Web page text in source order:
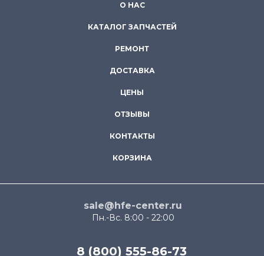
О НАС
КАТАЛОГ ЗАПЧАСТЕЙ
РЕМОНТ
ДОСТАВКА
ЦЕНЫ
ОТЗЫВЫ
КОНТАКТЫ
КОРЗИНА
sale@hfe-center.ru
Пн.-Вс. 8:00 - 22:00
8 (800) 555-86-73